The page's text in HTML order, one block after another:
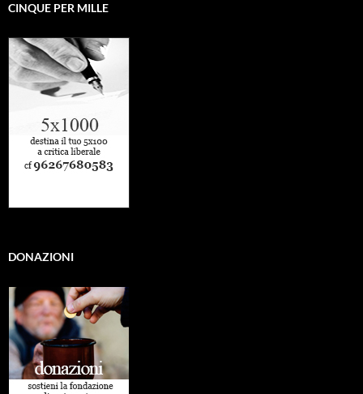
CINQUE PER MILLE
DONAZIONI